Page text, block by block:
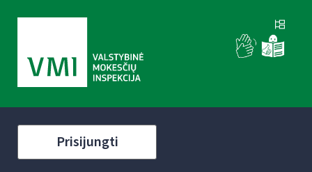
Prisijungti